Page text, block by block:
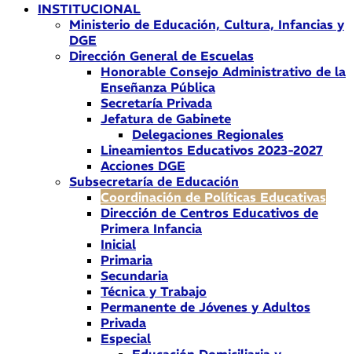
INSTITUCIONAL
Ministerio de Educación, Cultura, Infancias y
DGE
Dirección General de Escuelas
Honorable Consejo Administrativo de la
Enseñanza Pública
Secretaría Privada
Jefatura de Gabinete
Delegaciones Regionales
Lineamientos Educativos 2023-2027
Acciones DGE
Subsecretaría de Educación
Coordinación de Políticas Educativas
Dirección de Centros Educativos de
Primera Infancia
Inicial
Primaria
Secundaria
Técnica y Trabajo
Permanente de Jóvenes y Adultos
Privada
Especial